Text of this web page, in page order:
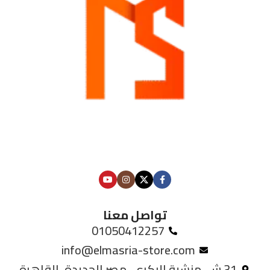
تواصل معنا
01050412257
info@elmasria-store.com